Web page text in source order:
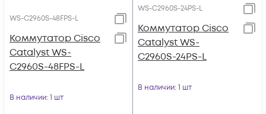
WS-C2960S-48FPS-L
Коммутатор Cisco
Catalyst WS-
C2960S-48FPS-L
В наличии: 1 шт
WS-C2960S-24PS-L
Коммутатор Cisco
Catalyst WS-
C2960S-24PS-L
В наличии: 1 шт